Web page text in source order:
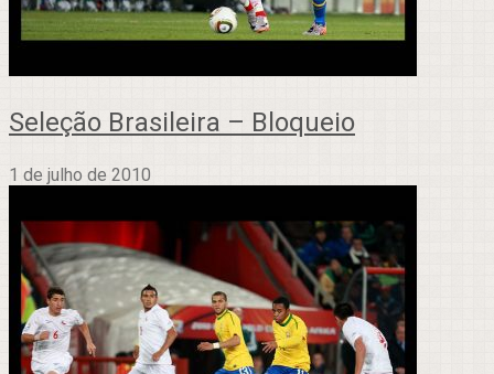
Seleção Brasileira – Bloqueio
1 de julho de 2010